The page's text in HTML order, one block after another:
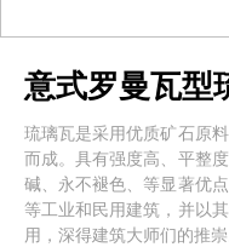
意式罗曼瓦型
琉璃瓦是采用优质矿石原
而成。具有强度高、平整
碱、永不褪色、等显著优
等工业和民用建筑，并以
用，深得建筑大师们的推崇